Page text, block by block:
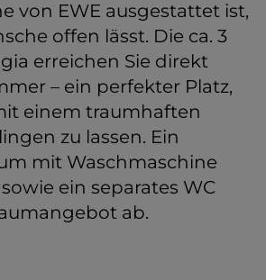
von EWE ausgestattet ist,
offen lässt. Die ca. 3
erreichen Sie direkt
– ein perfekter Platz,
einem traumhaften
zu lassen. Ein
mit Waschmaschine
ein separates WC
ab.